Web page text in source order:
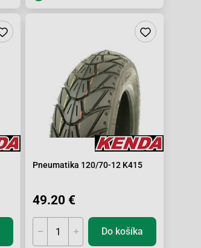
Pneumatika 120/70-12 K415
49.20 €
Do košíka